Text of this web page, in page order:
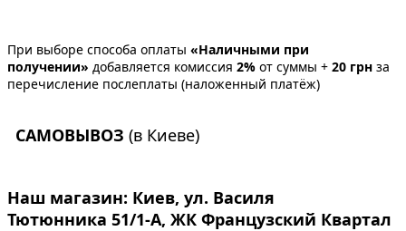
При выборе способа оплаты «Наличными при
получении» добавляется комиссия 2% от суммы + 20 грн за
перечисление послеплаты (наложенный платёж)
САМОВЫВОЗ (в Киеве)
Наш магазин: Киев, ул. Василя
Тютюнника 51/1-А, ЖК Французский Квартал